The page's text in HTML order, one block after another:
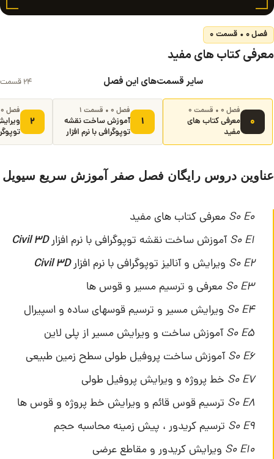
فصل ۰ • قسمت ۰
معرفی کتاب های مفید
سایر قسمت‌های این فصل ۲۴ قسمت
۰
فصل ۰ • قسمت ۰
معرفی کتاب های
مفید
۱
فصل ۰ • قسمت ۱
آموزش ساخت نقشه
توپوگرافی با نرم افزار
Civil 3D
۲
فصل ۰ • قسمت ۲
3D
عناوین دروس رایگان فصل صفر آموزش سریع
S0 E0
معرفی کتاب های مفید
S0 E1 آموزش ساخت نقشه توپوگرافی با نرم افزارCivil 3D
S0 E2 ویرایش و آنالیز توپوگرافی با نرم افزارCivil 3D
S0 E3
معرفی و ترسیم مسیر و قوس ها
S0 E4
ویرایش مسیر و ترسیم قوسهای ساده و اسپیرال
S0 E5
آموزش ساخت و ویرایش مسیر از پلی لاین
S0 E6
آموزش ساخت پروفیل طولی سطح زمین طبیعی
S0 E7
خط پروژه و ویرایش پروفیل طولی
S0 E8
ترسیم قوس قائم و ویرایش خط پروژه و قوس ها
S0 E9
ترسیم کریدور ، پیش زمینه محاسبه حجم
S0 E10
ویرایش کریدور و مقاطع عرضی